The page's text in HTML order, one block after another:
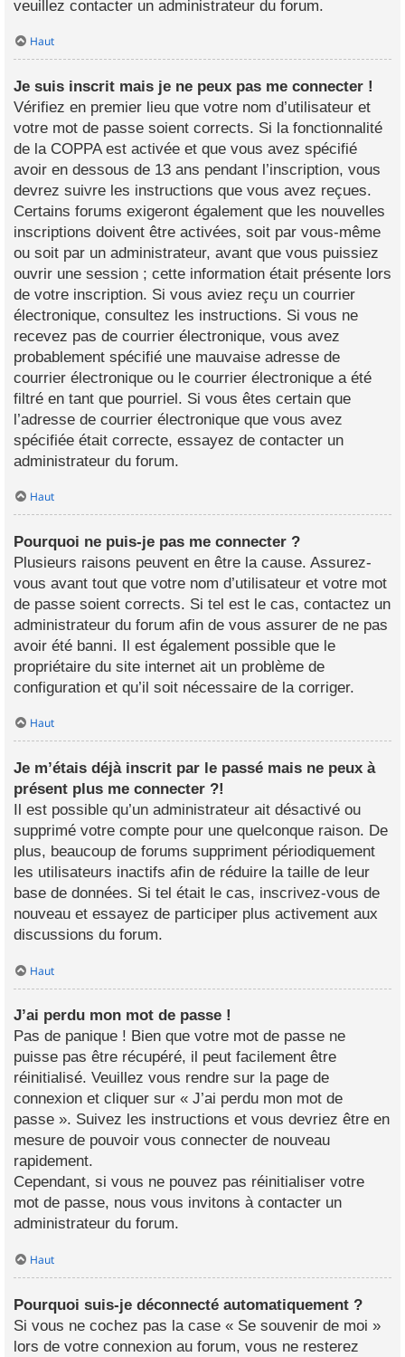
veuillez contacter un administrateur du forum.
Haut
Je suis inscrit mais je ne peux pas me connecter !
Vérifiez en premier lieu que votre nom d’utilisateur et
votre mot de passe soient corrects. Si la fonctionnalité
de la COPPA est activée et que vous avez spécifié
avoir en dessous de 13 ans pendant l’inscription, vous
devrez suivre les instructions que vous avez reçues.
Certains forums exigeront également que les nouvelles
inscriptions doivent être activées, soit par vous-même
ou soit par un administrateur, avant que vous puissiez
ouvrir une session ; cette information était présente lors
de votre inscription. Si vous aviez reçu un courrier
électronique, consultez les instructions. Si vous ne
recevez pas de courrier électronique, vous avez
probablement spécifié une mauvaise adresse de
courrier électronique ou le courrier électronique a été
filtré en tant que pourriel. Si vous êtes certain que
l’adresse de courrier électronique que vous avez
spécifiée était correcte, essayez de contacter un
administrateur du forum.
Haut
Pourquoi ne puis-je pas me connecter ?
Plusieurs raisons peuvent en être la cause. Assurez-
vous avant tout que votre nom d’utilisateur et votre mot
de passe soient corrects. Si tel est le cas, contactez un
administrateur du forum afin de vous assurer de ne pas
avoir été banni. Il est également possible que le
propriétaire du site internet ait un problème de
configuration et qu’il soit nécessaire de la corriger.
Haut
Je m’étais déjà inscrit par le passé mais ne peux à
présent plus me connecter ?!
Il est possible qu’un administrateur ait désactivé ou
supprimé votre compte pour une quelconque raison. De
plus, beaucoup de forums suppriment périodiquement
les utilisateurs inactifs afin de réduire la taille de leur
base de données. Si tel était le cas, inscrivez-vous de
nouveau et essayez de participer plus activement aux
discussions du forum.
Haut
J’ai perdu mon mot de passe !
Pas de panique ! Bien que votre mot de passe ne
puisse pas être récupéré, il peut facilement être
réinitialisé. Veuillez vous rendre sur la page de
connexion et cliquer sur « J’ai perdu mon mot de
passe ». Suivez les instructions et vous devriez être en
mesure de pouvoir vous connecter de nouveau
rapidement.
Cependant, si vous ne pouvez pas réinitialiser votre
mot de passe, nous vous invitons à contacter un
administrateur du forum.
Haut
Pourquoi suis-je déconnecté automatiquement ?
Si vous ne cochez pas la case « Se souvenir de moi »
lors de votre connexion au forum, vous ne resterez